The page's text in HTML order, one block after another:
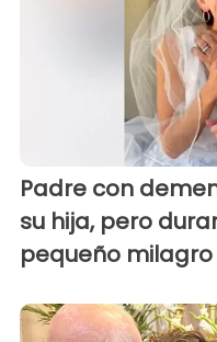
Padre con
su hija, pero
pequeño milagro